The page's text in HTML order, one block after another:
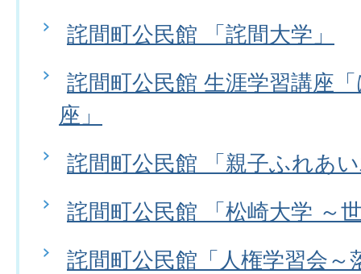
詫間町公民館 「詫間大学」
詫間町公民館 生涯学習講座
座」
詫間町公民館 「親子ふれあ
詫間町公民館 「松崎大学 ～
詫間町公民館「人権学習会～